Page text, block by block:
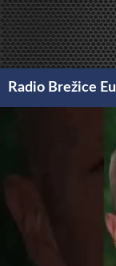
Preskoči
na
vsebino
Radio Brežice Eu